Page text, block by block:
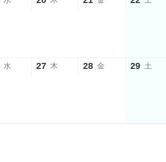
水 27 木 28 金 29 土